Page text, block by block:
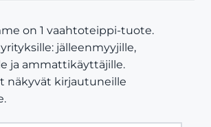
on 1 vaahtoteippi-tuote.
jälleenmyyjille,
ja ammattikäyttäjille.
näkyvät kirjautuneille